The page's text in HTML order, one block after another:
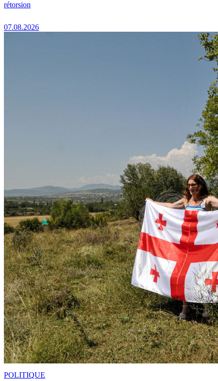
rétorsion
07.08.2026
POLITIQUE